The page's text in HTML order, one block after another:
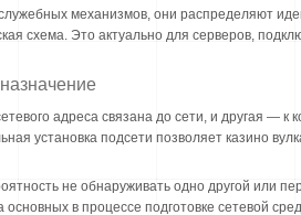
механизмов, они распределяют
схема. Это актуально для серверов,
адреса связана до сети, и другая — к
установка подсети позволяет казино
не обнаруживать одно другой или
в процессе подготовке сетевой